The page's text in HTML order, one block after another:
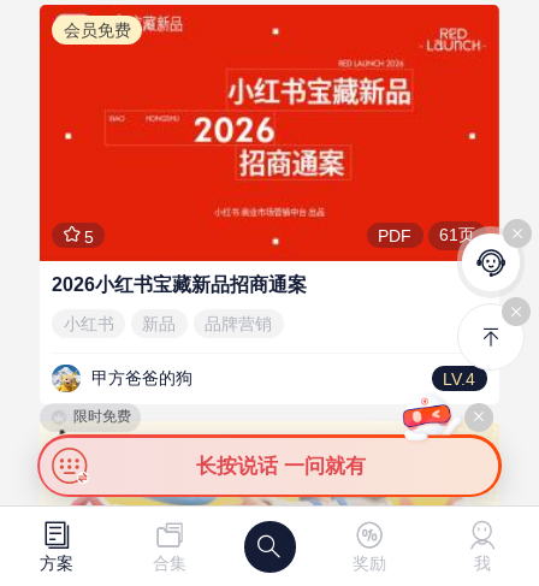
会员免费
5 PDF 61页
2026小红书宝藏新品招商通案
小红书 新品 品牌营销
甲方爸爸的狗 LV.4
会员免费
限时免费
长按说话 一问就有
方案 合集 奖励 我